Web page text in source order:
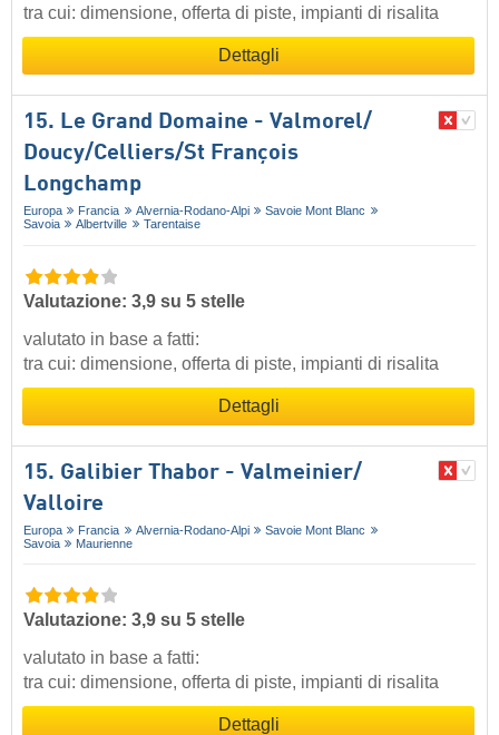
tra cui: dimensione, offerta di piste, impianti di risalita
Dettagli
15. Le Grand Domaine - Valmorel/​
Doucy/​Celliers/​St François
Longchamp
Europa Francia Alvernia-Rodano-Alpi
Savoie Mont Blanc
Savoia
Albertville Tarentaise
Valutazione: 3,9 su 5 stelle
valutato in base a fatti:
tra cui: dimensione, offerta di piste, impianti di risalita
Dettagli
15. Galibier Thabor - Valmeinier/​
Valloire
Europa Francia Alvernia-Rodano-Alpi
Savoie Mont Blanc
Savoia
Maurienne
Valutazione: 3,9 su 5 stelle
valutato in base a fatti:
tra cui: dimensione, offerta di piste, impianti di risalita
Dettagli